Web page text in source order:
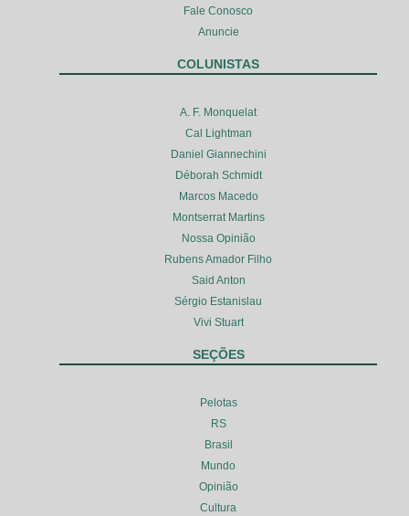
Fale Conosco
Anuncie
COLUNISTAS
A. F. Monquelat
Cal Lightman
Daniel Giannechini
Déborah Schmidt
Marcos Macedo
Montserrat Martins
Nossa Opinião
Rubens Amador Filho
Said Anton
Sérgio Estanislau
Vivi Stuart
SEÇÕES
Pelotas
RS
Brasil
Mundo
Opinião
Cultura